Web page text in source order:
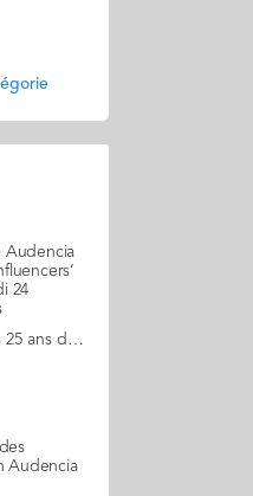
Audencia
24
A l’occasion des 25 ans du MS MOS, une soirée spéciale « Audencia Sport Business Influencers’ party » est organisée le vendredi 24 novembre 2017 à « La Baleine Blanche » sur les quais de Seine à partir de 19h00. Vous êtes plus de 500 diplômés d’Audencia à travailler aujourd’hui pour les meilleures organisations (ASO, clubs pros, fédérations…) et sur les plus grands projets (Paris 2024, FIFA-WWC19…) de l’industrie du sport en France et dans le monde. Cette soirée est pour vous ! Les bonnes raisons de venir : Venez retrouver vos copains de promotion Booster votre réseau professionnel en rencontrant des diplômés aux parcours variés et influents dans le monde du sport Echanger sur votre parcours et votre retour d’expérience avec d’autres diplômés Passer un bon moment dans un cadre convivial et festif dans un lieu atypique et plein de charme sur les quais de Seine Au programme : Retour sur l’évolution du programme MOS Des animations ludiques et décalées pour vous présenter ce que deviennent les diplômés du MOS, un jeu pour connecter entre vous Une remise de prix D’autres surprises à venir Venez nombreux ! INSCRIPTION
Audencia